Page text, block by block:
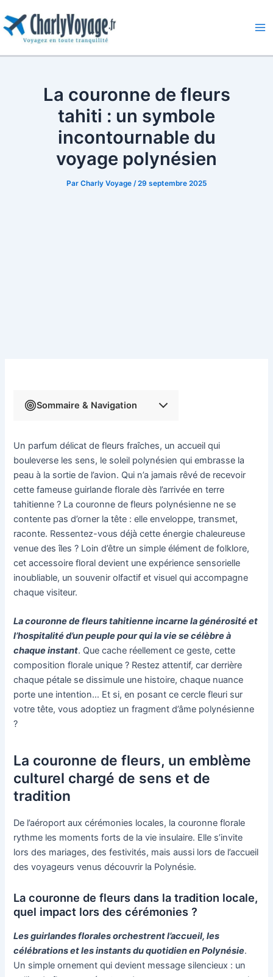
au
contenu
La couronne de fleurs
tahiti : un symbole
incontournable du
voyage polynésien
Par Charly Voyage /29 septembre 2025
Sommaire & Navigation
Un parfum délicat de fleurs fraîches, un accueil qui
bouleverse les sens, le soleil polynésien qui embrasse la
peau à la sortie de l’avion. Qui n’a jamais rêvé de recevoir
cette fameuse guirlande florale dès l’arrivée en terre
tahitienne ? La couronne de fleurs polynésienne ne se
contente pas d’orner la tête : elle enveloppe, transmet,
raconte. Ressentez-vous déjà cette énergie chaleureuse
venue des îles ? Loin d’être un simple élément de folklore,
cet accessoire floral devient une expérience sensorielle
inoubliable, un souvenir olfactif et visuel qui accompagne
chaque visiteur.
La couronne de fleurs tahitienne incarne la générosité et
l’hospitalité d’un peuple pour qui la vie se célèbre à
chaque instant. Que cache réellement ce geste, cette
composition florale unique ? Restez attentif, car derrière
chaque pétale se dissimule une histoire, chaque nuance
porte une intention… Et si, en posant ce cercle fleuri sur
votre tête, vous adoptiez un fragment d’âme polynésienne
?
La couronne de fleurs, un emblème
culturel chargé de sens et de
tradition
De l’aéroport aux cérémonies locales, la couronne florale
rythme les moments forts de la vie insulaire. Elle s’invite
lors des mariages, des festivités, mais aussi lors de l’accueil
des voyageurs venus découvrir la Polynésie.
La couronne de fleurs dans la tradition locale,
quel impact lors des cérémonies ?
Les guirlandes florales orchestrent l’accueil, les
célébrations et les instants du quotidien en Polynésie.
Un simple ornement qui devient message silencieux : un